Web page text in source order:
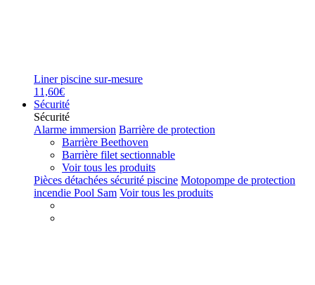
Liner piscine sur-mesure
11,60€
Sécurité
Sécurité
Alarme immersion Barrière de protection
Barrière Beethoven
Barrière filet sectionnable
Voir tous les produits
Pièces détachées sécurité piscine Motopompe de protection
incendie Pool Sam Voir tous les produits